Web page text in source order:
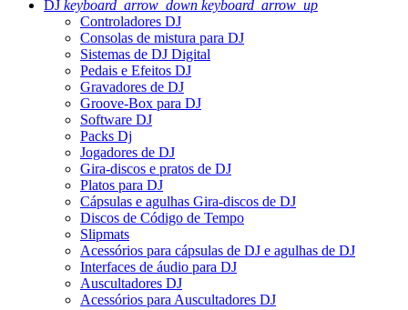
DJ keyboard_arrow_down keyboard_arrow_up
Controladores DJ
Consolas de mistura para DJ
Sistemas de DJ Digital
Pedais e Efeitos DJ
Gravadores de DJ
Groove-Box para DJ
Software DJ
Packs Dj
Jogadores de DJ
Gira-discos e pratos de DJ
Platos para DJ
Cápsulas e agulhas Gira-discos de DJ
Discos de Código de Tempo
Slipmats
Acessórios para cápsulas de DJ e agulhas de DJ
Interfaces de áudio para DJ
Auscultadores DJ
Acessórios para Auscultadores DJ